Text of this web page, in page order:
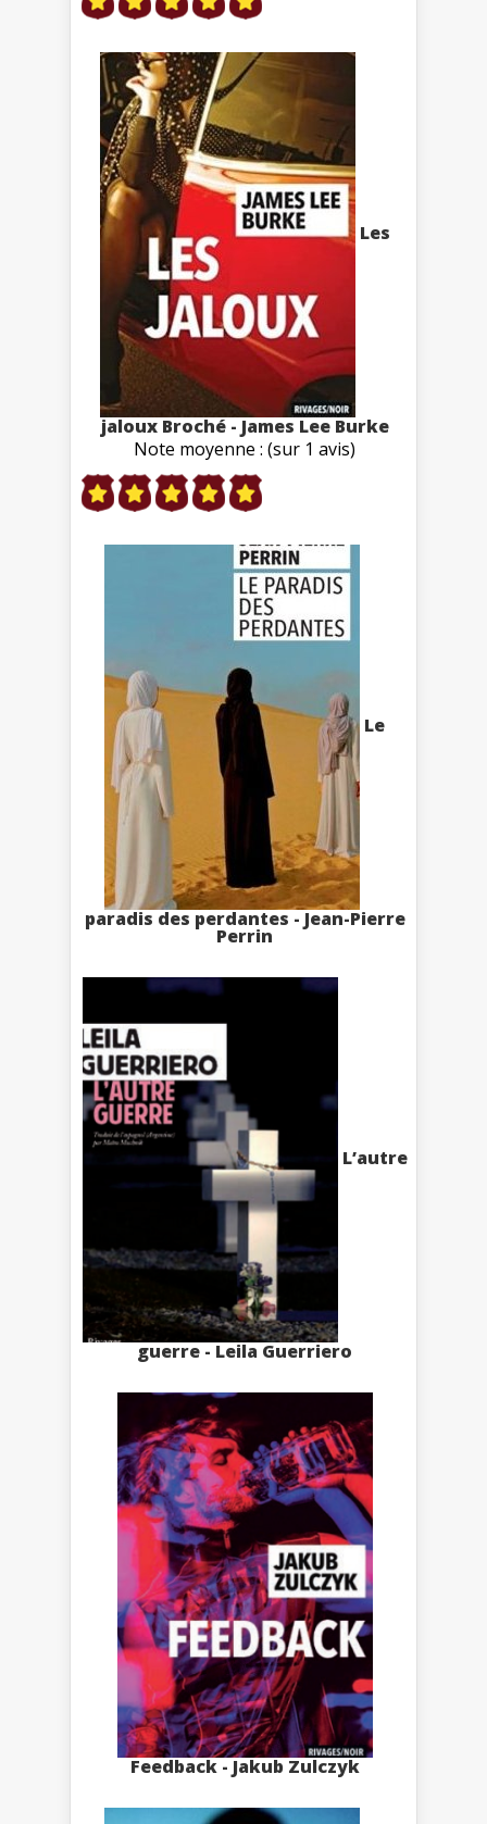
Les
jaloux Broché - James Lee Burke
Note moyenne : (sur 1 avis)
Le
paradis des perdantes - Jean-Pierre
Perrin
L’autre
guerre - Leila Guerriero
Feedback - Jakub Zulczyk